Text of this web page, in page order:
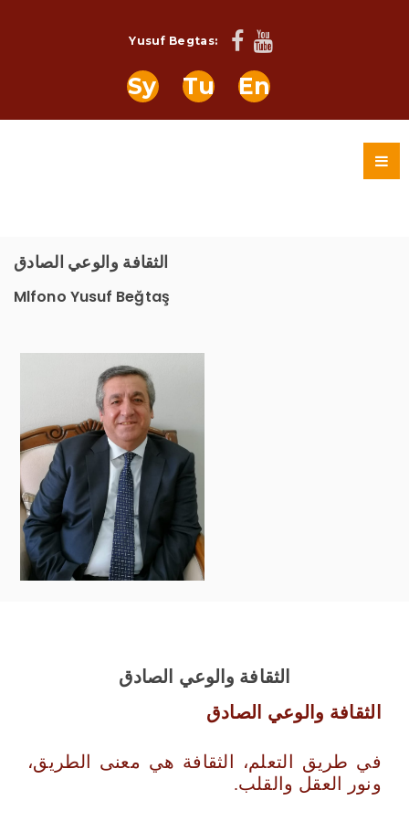
Yusuf Begtas:
Sy Tu En
الثقافة والوعي الصادق
Mlfono Yusuf Beğtaş
الثقافة والوعي الصادق
الثقافة والوعي الصادق
في طريق التعلم، الثقافة هي معنى الطريق،
ونور العقل والقلب.